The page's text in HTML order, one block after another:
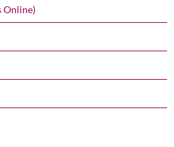
Online)